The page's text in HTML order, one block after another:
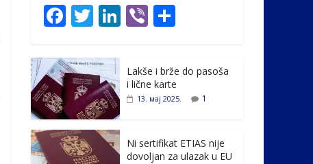
F
e
b
o
o
k
T
itt
er
Li
e
dI
Vi
er ar
e
Lakše i brže do pasoša
i lične karte
13. мај 2025. 1
Ni sertifikat ETIAS nije
dovoljan za ulazak u EU